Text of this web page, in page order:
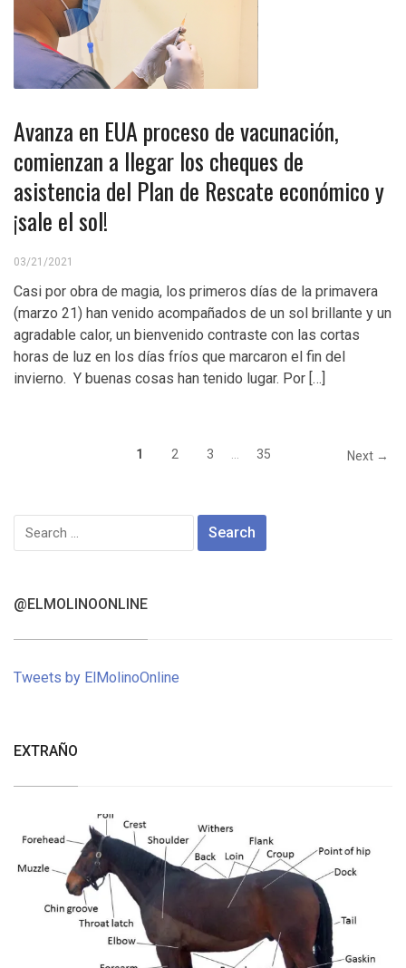
Avanza en EUA proceso de vacunación,
comienzan a llegar los cheques de
asistencia del Plan de Rescate económico y
¡sale el sol!
03/21/2021
Casi por obra de magia, los primeros días de la primavera
(marzo 21) han venido acompañados de un sol brillante y un
agradable calor, un bienvenido contraste con las cortas
horas de luz en los días fríos que marcaron el fin del
invierno. Y buenas cosas han tenido lugar. Por […]
1 2 3 35 Next →
Search
for:
@ELMOLINOONLINE
Tweets by ElMolinoOnline
EXTRAÑO